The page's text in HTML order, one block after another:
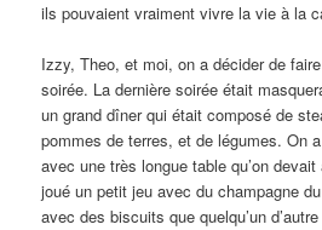
ils pouvaient vraiment vivre la vie à la
Izzy, Theo, et moi, on a décider de
soirée. La dernière soirée était
un grand dîner qui était composé de
pommes de terres, et de légumes. On
avec une très longue table qu’on
joué un petit jeu avec du champagne
avec des biscuits que quelqu’un